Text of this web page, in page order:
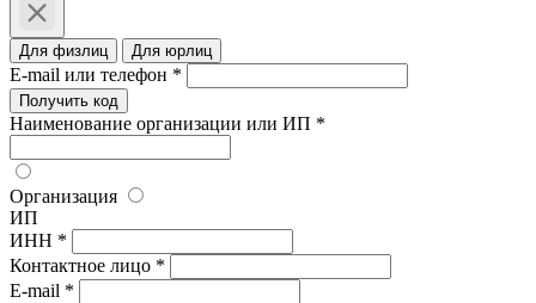
Для физлиц Для юрлиц
E-mail или телефон *
Получить код
Наименование организации или ИП *
Организация
ИП
ИНН *
Контактное лицо *
E-mail *